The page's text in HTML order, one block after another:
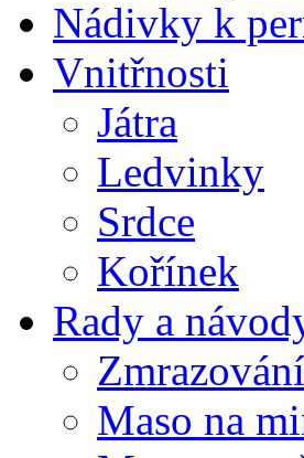
Nádivky k
Vnitřnosti
Játra
Ledvinky
Srdce
Kořínek
Rady a
Maso na